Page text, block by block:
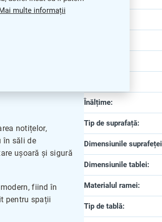
multe informații
notițelor,
în săli de
ușoară și sigură
fiind în
pentru spații
Înălțime:
Tip de suprafață:
Dimensiunile suprafeței
Dimensiunile tablei:
Materialul ramei:
Tip de tablă: